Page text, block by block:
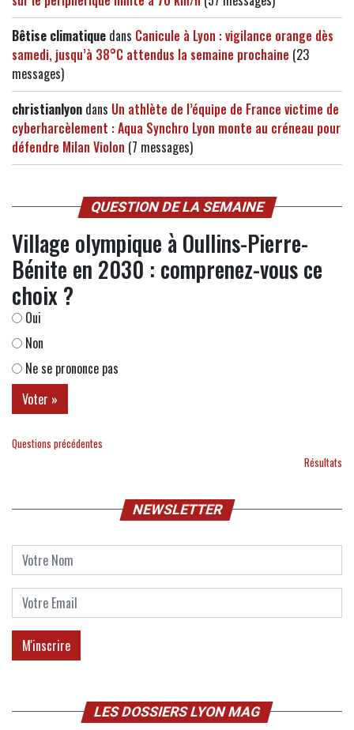
Bêtise climatique dans Canicule à Lyon : vigilance orange dès
samedi, jusqu’à 38°C attendus la semaine prochaine (23
messages)
christianlyon dans Un athlète de l’équipe de France victime de
cyberharcèlement : Aqua Synchro Lyon monte au créneau pour
défendre Milan Violon (7 messages)
QUESTION DE LA SEMAINE
Village olympique à Oullins-Pierre-
Bénite en 2030 : comprenez-vous ce
choix ?
Oui
Non
Ne se prononce pas
Questions précédentes
Résultats
NEWSLETTER
LES DOSSIERS LYON MAG